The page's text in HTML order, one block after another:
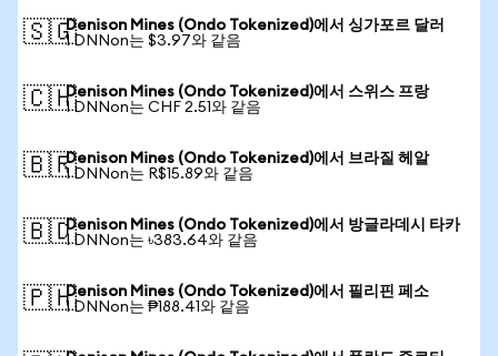
🇸🇬Denison Mines (Ondo Tokenized)에서 싱가포르 달러
1 DNNon는 $3.97와 같음
🇨🇭Denison Mines (Ondo Tokenized)에서 스위스 프랑
1 DNNon는 CHF 2.51와 같음
🇧🇷Denison Mines (Ondo Tokenized)에서 브라질 헤알
1 DNNon는 R$15.89와 같음
🇧🇩Denison Mines (Ondo Tokenized)에서 방글라데시 타카
1 DNNon는 ৳383.64와 같음
🇵🇭Denison Mines (Ondo Tokenized)에서 필리핀 페소
1 DNNon는 ₱188.41와 같음